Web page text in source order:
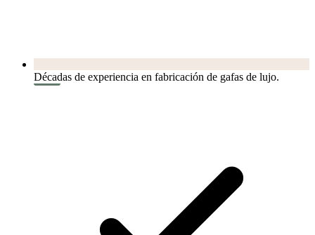
Décadas de experiencia en fabricación de gafas de lujo.